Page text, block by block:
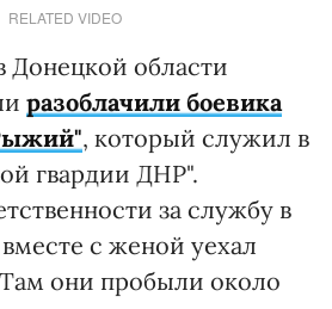
RELATED VIDEO
Донецкой области
разоблачили боевика
, который служил в
гвардии ДНР".
за службу в
с женой уехал
они пробыли около